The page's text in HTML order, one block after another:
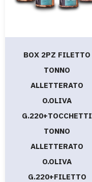
BOX 2PZ FILETTO
TONNO
ALLETTERATO
O.OLIVA
G.220+TOCCHETTI
TONNO
ALLETTERATO
O.OLIVA
G.220+FILETTO